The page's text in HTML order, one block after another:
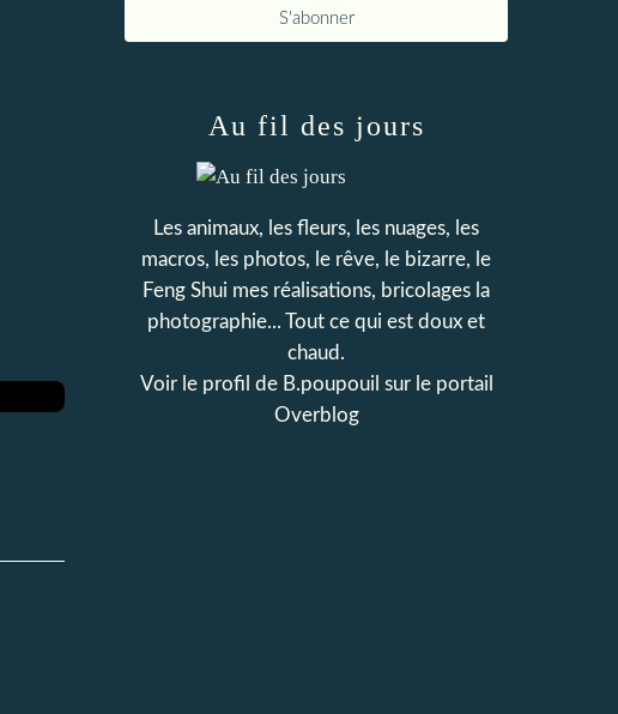
Au fil des jours
Les animaux, les fleurs, les nuages, les
macros, les photos, le rêve, le bizarre, le
Feng Shui mes réalisations, bricolages la
photographie... Tout ce qui est doux et
chaud.
Voir le profil de B.poupouil sur le portail
Overblog